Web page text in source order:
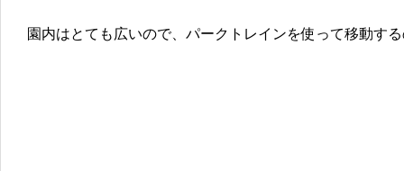
園内はとても広いので、パークトレインを使って移動す